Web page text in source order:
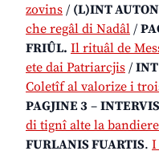
zovins / (L)INT
che regâl di Nadâl /
FRIÛL. Il rituâl de
ete dai Patriarcjis / INT
Coletîf al valorize i
PAGJINE 3 –
di tignî alte la
FURLANIS FUARTIS. I